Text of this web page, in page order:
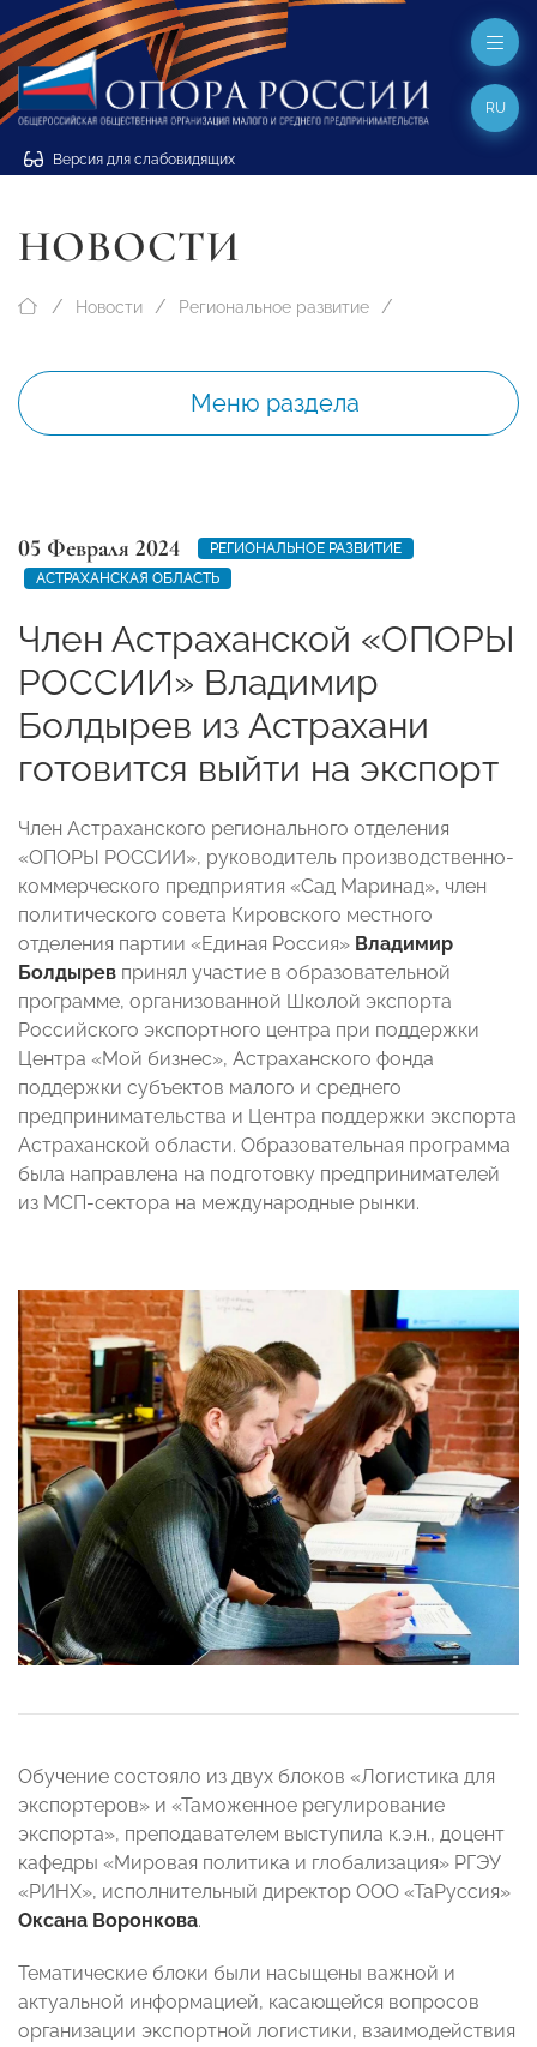
Версия для слабовидящих
RU
НОВОСТИ
Новости Региональное развитие
Меню раздела
05 Февраля 2024
РЕГИОНАЛЬНОЕ РАЗВИТИЕ
АСТРАХАНСКАЯ ОБЛАСТЬ
Член Астраханской «ОПОРЫ
РОССИИ» Владимир
Болдырев из Астрахани
готовится выйти на экспорт
Член Астраханского регионального отделения
«ОПОРЫ РОССИИ», руководитель производственно-
коммерческого предприятия «Сад Маринад», член
политического совета Кировского местного
отделения партии «Единая Россия» Владимир
Болдырев принял участие в образовательной
программе, организованной Школой экспорта
Российского экспортного центра при поддержки
Центра «Мой бизнес», Астраханского фонда
поддержки субъектов малого и среднего
предпринимательства и Центра поддержки экспорта
Астраханской области. Образовательная программа
была направлена на подготовку предпринимателей
из МСП-сектора на международные рынки.
Обучение состояло из двух блоков «Логистика для
экспортеров» и «Таможенное регулирование
экспорта», преподавателем выступила к.э.н., доцент
кафедры «Мировая политика и глобализация» РГЭУ
«РИНХ», исполнительный директор ООО «ТаРуссия»
Оксана Воронкова.
Тематические блоки были насыщены важной и
актуальной информацией, касающейся вопросов
организации экспортной логистики, взаимодействия